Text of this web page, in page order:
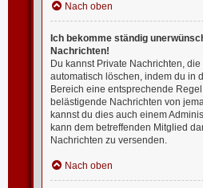
Nach oben
Ich bekomme ständig
Nachrichten!
Du kannst Private Nachrichten,
automatisch löschen, indem du in
Bereich eine entsprechende
belästigende Nachrichten von
kannst du dies auch einem
kann dem betreffenden Mitglied
Nachrichten zu versenden.
Nach oben